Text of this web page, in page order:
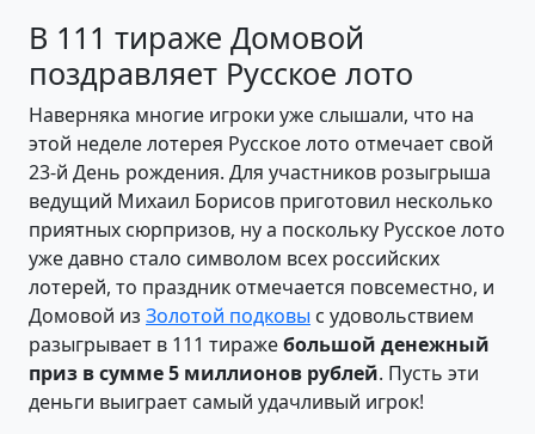
В 111 тираже Домовой
поздравляет Русское лото
Наверняка многие игроки уже слышали, что на
этой неделе лотерея Русское лото отмечает свой
23-й День рождения. Для участников розыгрыша
ведущий Михаил Борисов приготовил несколько
приятных сюрпризов, ну а поскольку Русское лото
уже давно стало символом всех российских
лотерей, то праздник отмечается повсеместно, и
Домовой из Золотой подковы с удовольствием
разыгрывает в 111 тиражебольшой денежный
приз в сумме 5 миллионов рублей. Пусть эти
деньги выиграет самый удачливый игрок!